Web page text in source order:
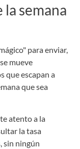
la semana
para enviar,
mueve
que escapan a
que sea
atento a la
la tasa
sin ningún